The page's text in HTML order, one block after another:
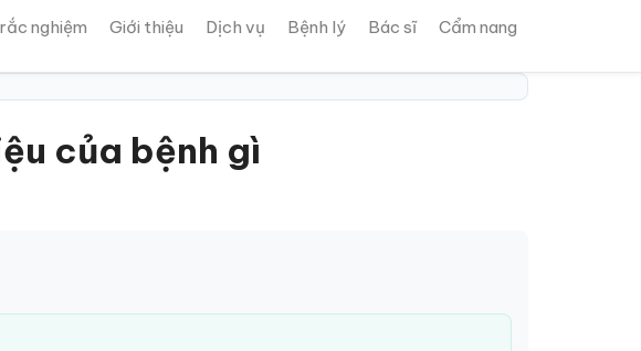
nghiệm Giới thiệu Dịch vụ Bệnh lý Bác sĩ Cẩm nang
của bệnh gì